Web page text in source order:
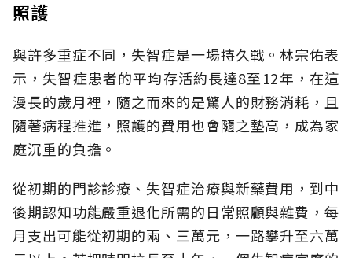
照護
與許多重症不同，失智症是一場持久戰。林宗佑表
示，失智症患者的平均存活約長達8至12年，在這
漫長的歲月裡，隨之而來的是驚人的財務消耗，且
隨著病程推進，照護的費用也會隨之墊高，成為家
庭沉重的負擔。
從初期的門診診療、失智症治療與新藥費用，到中
後期認知功能嚴重退化所需的日常照顧與雜費，每
月支出可能從初期的兩、三萬元，一路攀升至六萬